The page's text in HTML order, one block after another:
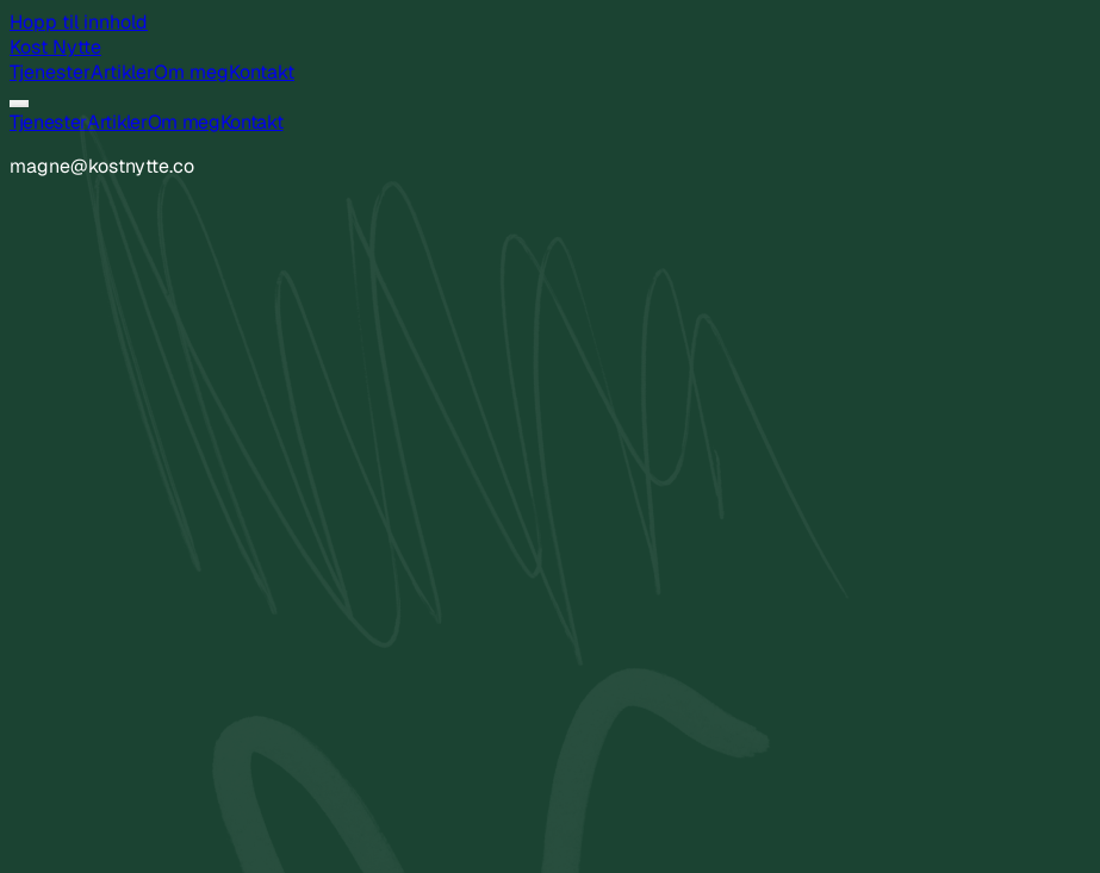
Hopp til innhold
Kost Nytte
TjenesterArtiklerOm megKontakt
TjenesterArtiklerOm megKontakt
magne@kostnytte.co